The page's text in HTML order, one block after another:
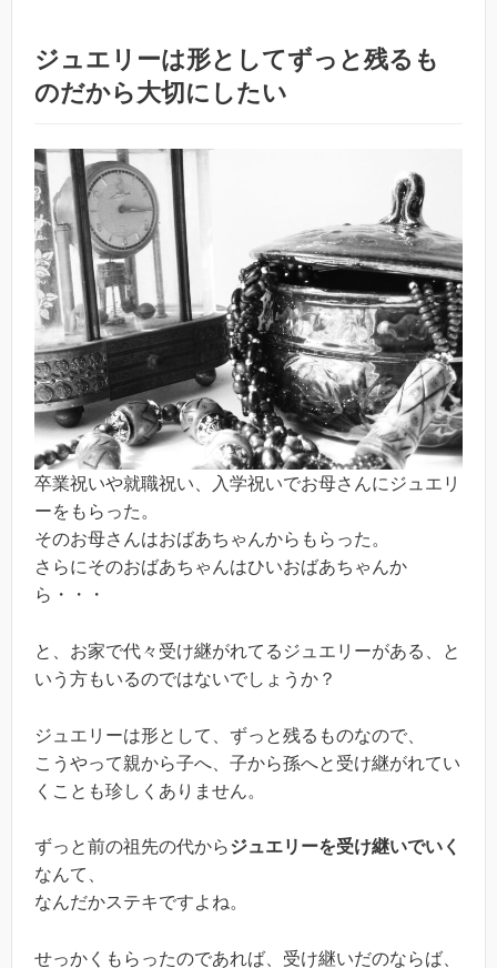
ジュエリーは形としてずっと残るも
のだから大切にしたい
卒業祝いや就職祝い、入学祝いでお母さんにジュエリ
ーをもらった。
そのお母さんはおばあちゃんからもらった。
さらにそのおばあちゃんはひいおばあちゃんか
ら・・・
と、お家で代々受け継がれてるジュエリーがある、と
いう方もいるのではないでしょうか？
ジュエリーは形として、ずっと残るものなので、
こうやって親から子へ、子から孫へと受け継がれてい
くことも珍しくありません。
ずっと前の祖先の代からジュエリーを受け継いでいく
なんて、
なんだかステキですよね。
せっかくもらったのであれば、受け継いだのならば、